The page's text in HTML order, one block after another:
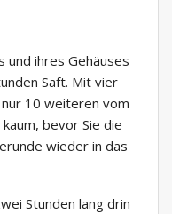
ihres Gehäuses
Saft. Mit vier
10 weiteren vom
bevor Sie die
wieder in das
Stunden lang drin